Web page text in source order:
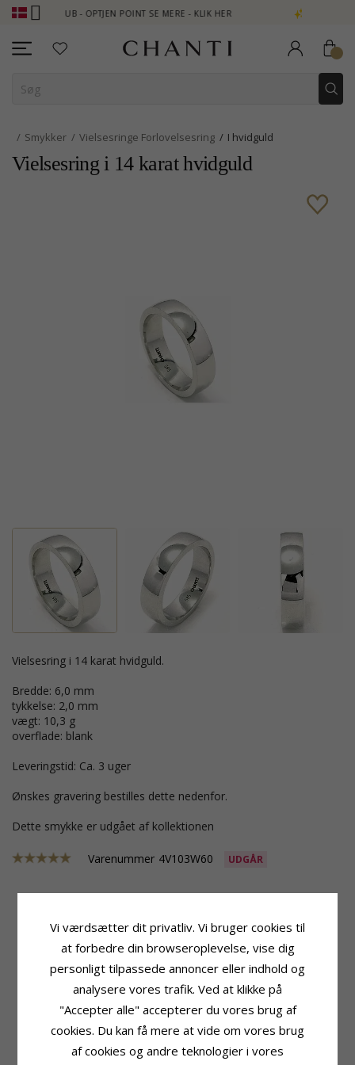
- OPTJEN POINT SE MERE - KLIK HER NEW COLLECTION |
Smykker Vielsesringe Forlovelsesring I hvidguld
Vielsesring i 14 karat hvidguld
vielsesring i 14 karat hvidguld.
Bredde: 6,0 mm
tykkelse: 2,0 mm
vægt: 10,3 g
overflade: blank
Leveringstid: Ca. 3 uger
Ønskes gravering bestilles dette nedenfor.
Dette smykke er udgået af kollektionen
Varenummer 4V103W60 UDGÅR
Produktinformation
Ringtype:Vielsesring
Ædelmetal: Hvidguld
Blank
Ringskinne
Bredde: 6,0 mm
Tykkelse:
Vægt:10,3 G
Leveringstid: Ca. 3 Uger
KUNDER DER HAR KØBT DENNE HAR
OGSÁ KØBT
Vi værdsætter dit privatliv. Vi bruger cookies til
at forbedre din browseroplevelse, vise dig
personligt tilpassede annoncer eller indhold og
analysere vores trafik. Ved at klikke på
"Accepter alle" accepterer du vores brug af
cookies. Du kan få mere at vide om vores brug
af cookies og andre teknologier i vores